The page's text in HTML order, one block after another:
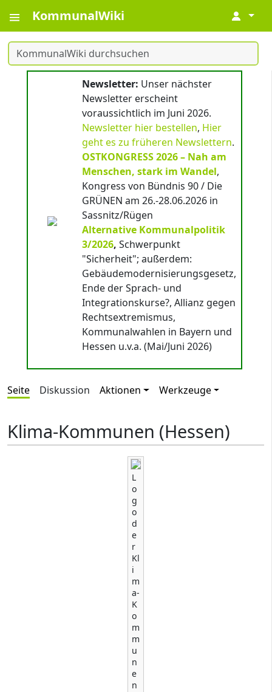
KommunalWiki ↓
Newsletter: Unser nächster
Newsletter erscheint
voraussichtlich im Juni 2026.
Newsletter hier bestellen, Hier
geht es zu früheren Newslettern.
OSTKONGRESS 2026 – Nah am
Menschen, stark im Wandel,
Kongress von Bündnis 90 / Die
GRÜNEN am 26.-28.06.2026 in
Sassnitz/Rügen
Alternative Kommunalpolitik
3/2026, Schwerpunkt
"Sicherheit"; außerdem:
Gebäudemodernisierungsgesetz,
Ende der Sprach- und
Integrationskurse?, Allianz gegen
Rechtsextremismus,
Kommunalwahlen in Bayern und
Hessen u.v.a. (Mai/Juni 2026)
Seite Diskussion Aktionen Werkzeuge
Klima-Kommunen (Hessen)
L
o
g
o
d
e
r
Kl
i
m
a-
K
o
m
m
u
n
e
n